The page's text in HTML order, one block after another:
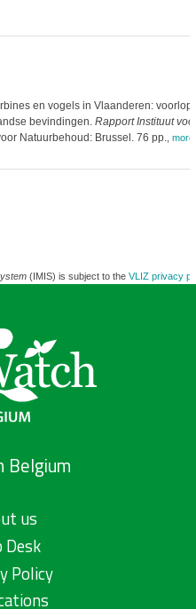
en vogels in Vlaanderen:
bevindingen. Rapport Instituut
Natuurbehoud: Brussel. 76 pp. more
(IMIS) is subject to the VLIZ privacy
Belgium
us
Desk
Policy